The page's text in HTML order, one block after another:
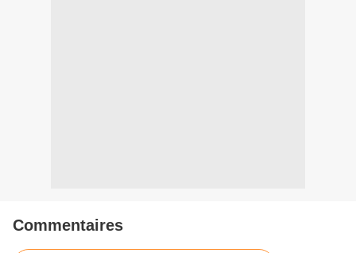
Commentaires